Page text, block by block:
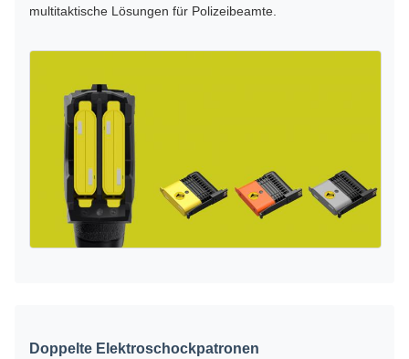
multitaktische Lösungen für Polizeibeamte.
Doppelte Elektroschockpatronen